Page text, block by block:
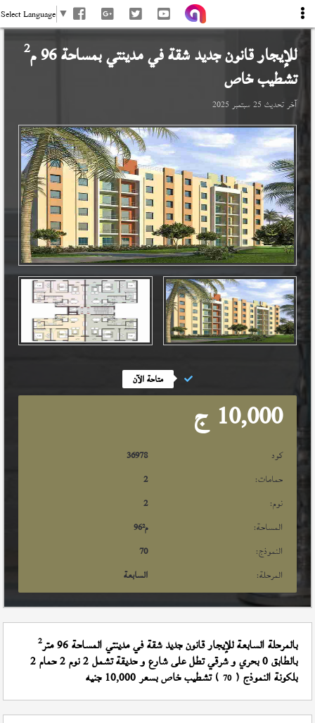
Select Language ▼
للإيجار قانون جديد شقة فيمدينتيبمساحة 96 م 2
تشطيب خاص
آخر تحديث 25 سبتمبر 2025
متاحة الآن
10,000 ج
كود
36978
حمامات:
2
نوم:
2
المساحة:
96م²
النموذج:
70
المرحلة:
السابعة
بالمرحلة السابعة للإيجار قانون جديد شقة في مدينتي المساحة 96 متر 2
بالطابق 0 بحري و شرقي تطل على شارع و حديقة تشمل 2 نوم 2 حمام 2
بلكونة النموذج (70 ) تشطيب خاص بسعر 10,000 جنيه